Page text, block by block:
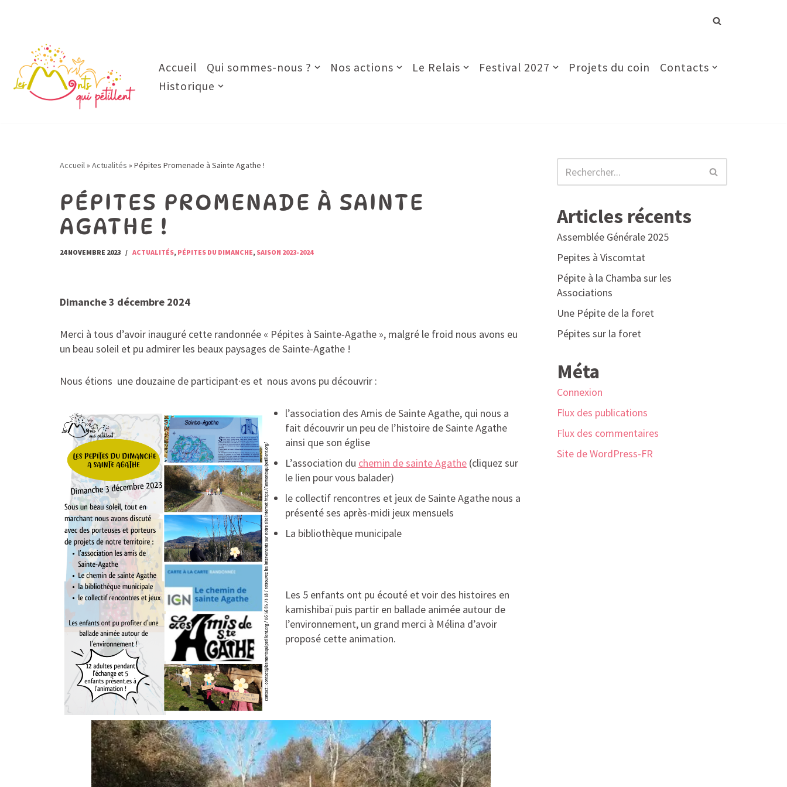
contenu
Accueil Qui sommes-nous ? Nos actions Le Relais Festival 2027 Projets du coin
Contacts
Historique
Accueil» Actualités » Pépites Promenade à Sainte Agathe !
PÉPITES PROMENADE À SAINTE
AGATHE !
24 NOVEMBRE 2023 ACTUALITÉS, PÉPITES DU DIMANCHE, SAISON 2023-2024
Dimanche 3 décembre 2024
Merci à tous d’avoir inauguré cette randonnée « Pépites à Sainte-Agathe », malgré le froid nous avons eu
un beau soleil et pu admirer les beaux paysages de Sainte-Agathe !
Nous étions une douzaine de participant·es et nous avons pu découvrir :
l’association des Amis de Sainte Agathe, qui nous a
fait découvrir un peu de l’histoire de Sainte Agathe
ainsi que son église
L’association du chemin de sainte Agathe (cliquez sur
le lien pour vous balader)
le collectif rencontres et jeux de Sainte Agathe nous a
présenté ses après-midi jeux mensuels
La bibliothèque municipale
Les 5 enfants ont pu écouté et voir des histoires en
kamishibaï puis partir en ballade animée autour de
l’environnement, un grand merci à Mélina d’avoir
proposé cette animation.
Articles récents
Assemblée Générale 2025
Pepites à Viscomtat
Pépite à la Chamba sur les
Associations
Une Pépite de la foret
Pépites sur la foret
Méta
Connexion
Flux des publications
Flux des commentaires
Site de WordPress-FR